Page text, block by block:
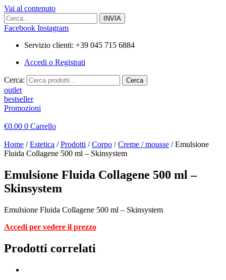
Vai al contenuto
Facebook Instagram
Servizio clienti: +39 045 715 6884
Accedi o Registrati
Cerca: Cerca
outlet
bestseller
Promozioni
€0.00 0 Carrello
Home /Estetica /Prodotti /Corpo /Creme / mousse / Emulsione
Fluida Collagene 500 ml – Skinsystem
Emulsione Fluida Collagene 500 ml –
Skinsystem
Emulsione Fluida Collagene 500 ml – Skinsystem
Accedi per vedere il prezzo
Prodotti correlati